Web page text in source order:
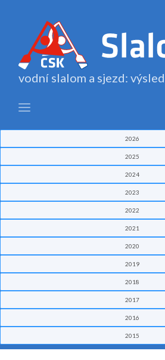
vodní slalom a sjezd:
2026
2025
2024
2023
2022
2021
2020
2019
2018
2017
2016
2015